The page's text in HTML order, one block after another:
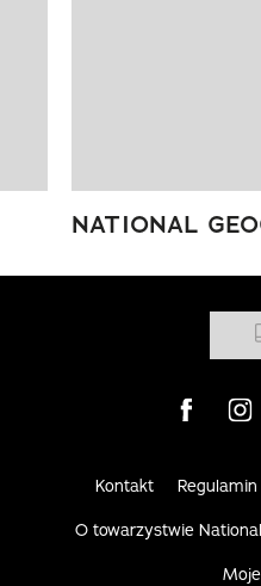
NATIONAL
Visit us on
Kontakt Regulamin
O towarzystwie